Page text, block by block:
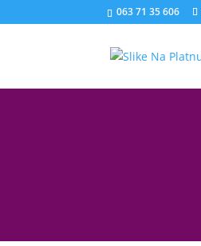
063 71 35 606